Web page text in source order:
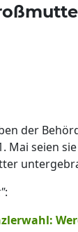
der
Mai seien
: